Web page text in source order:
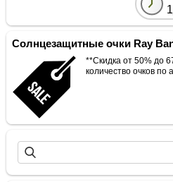
Солнцезащитные очки Ray
**Скидка от 50% до
количество очков по